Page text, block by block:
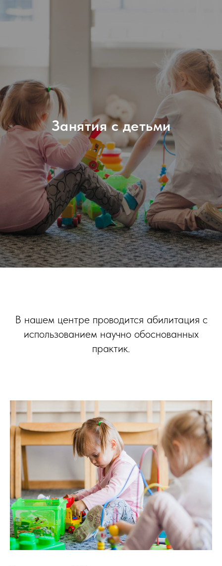
Занятия с детьми
В нашем центре проводится абилитация с
использованием научно обоснованных
практик.